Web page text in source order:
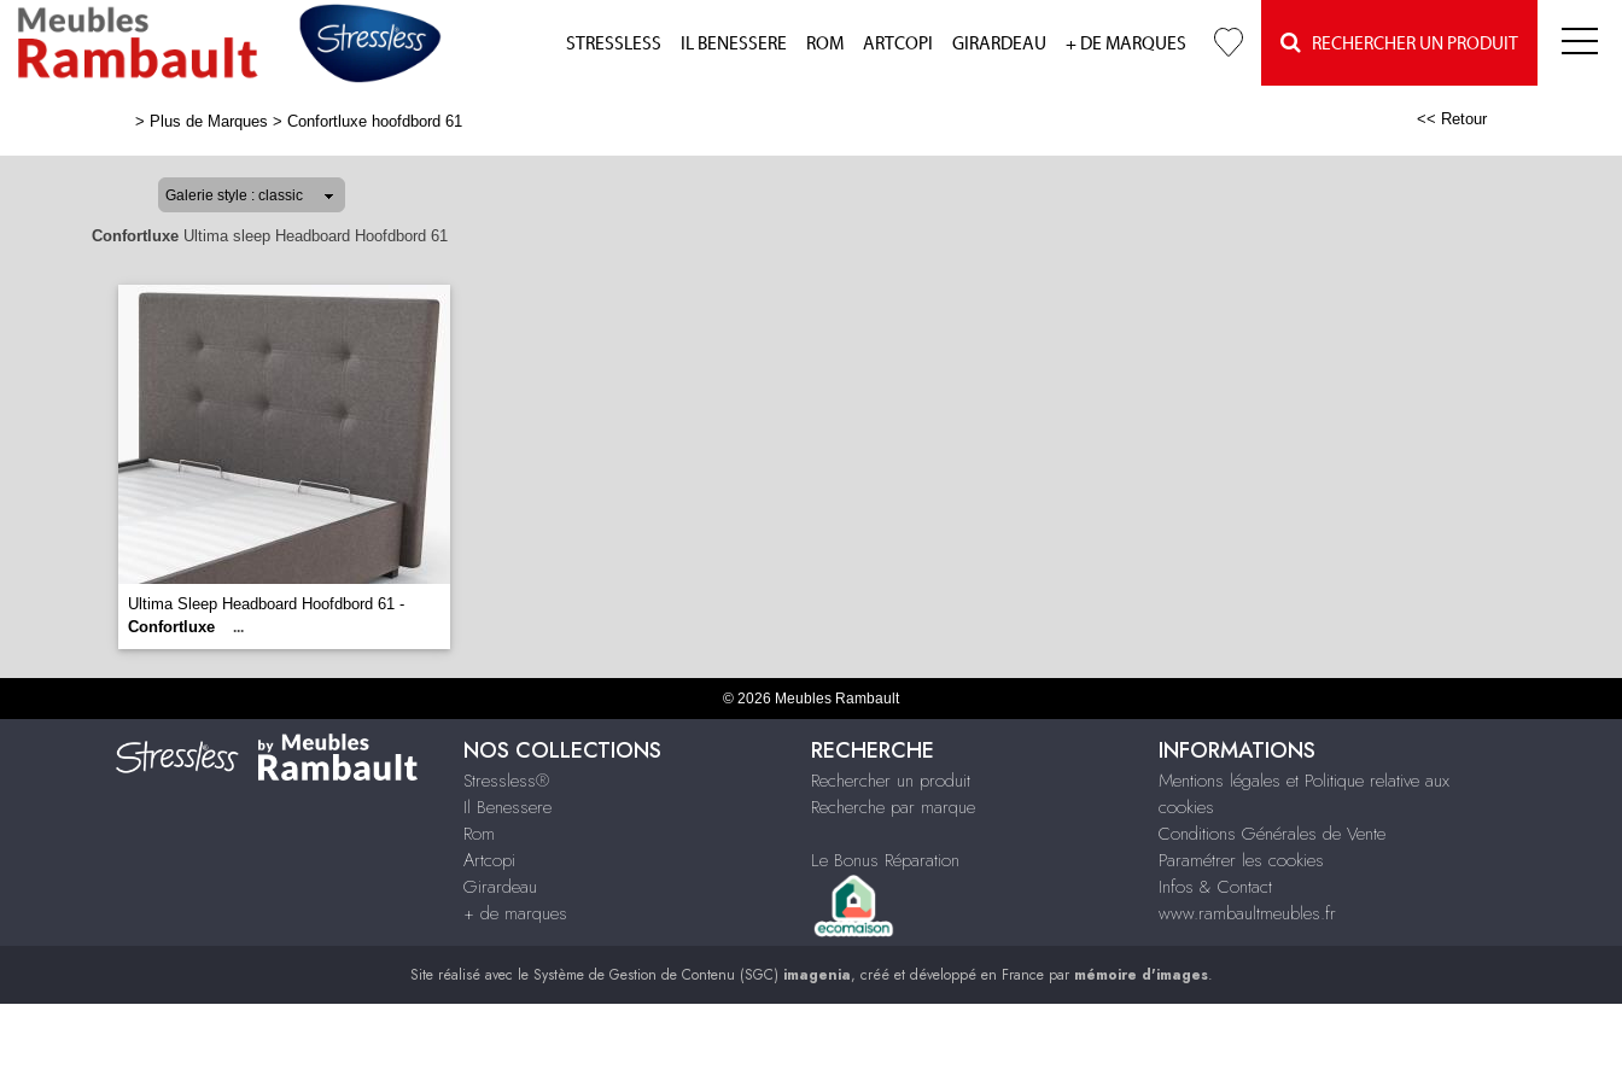
STRESSLESS IL BENESSERE ROM ARTCOPI GIRARDEAU + DE MARQUES RECHERCHER UN PRODUIT
> Plus de Marques > Confortluxe hoofdbord 61 << Retour
Confortluxe Ultima sleep Headboard Hoofdbord 61
Ultima Sleep Headboard Hoofdbord 61 -
Confortluxe
...
© 2026 Meubles Rambault
NOS COLLECTIONS
Stressless®
Il Benessere
Rom
Artcopi
Girardeau
+ de marques
RECHERCHE
Rechercher un produit
Recherche par marque
Le Bonus Réparation
INFORMATIONS
Mentions légales et Politique relative aux
cookies
Conditions Générales de Vente
Paramétrer les cookies
Infos & Contact
www.rambaultmeubles.fr
Site réalisé avec le Système de Gestion de Contenu (SGC) imagenia, créé et développé en France par mémoire d'images.